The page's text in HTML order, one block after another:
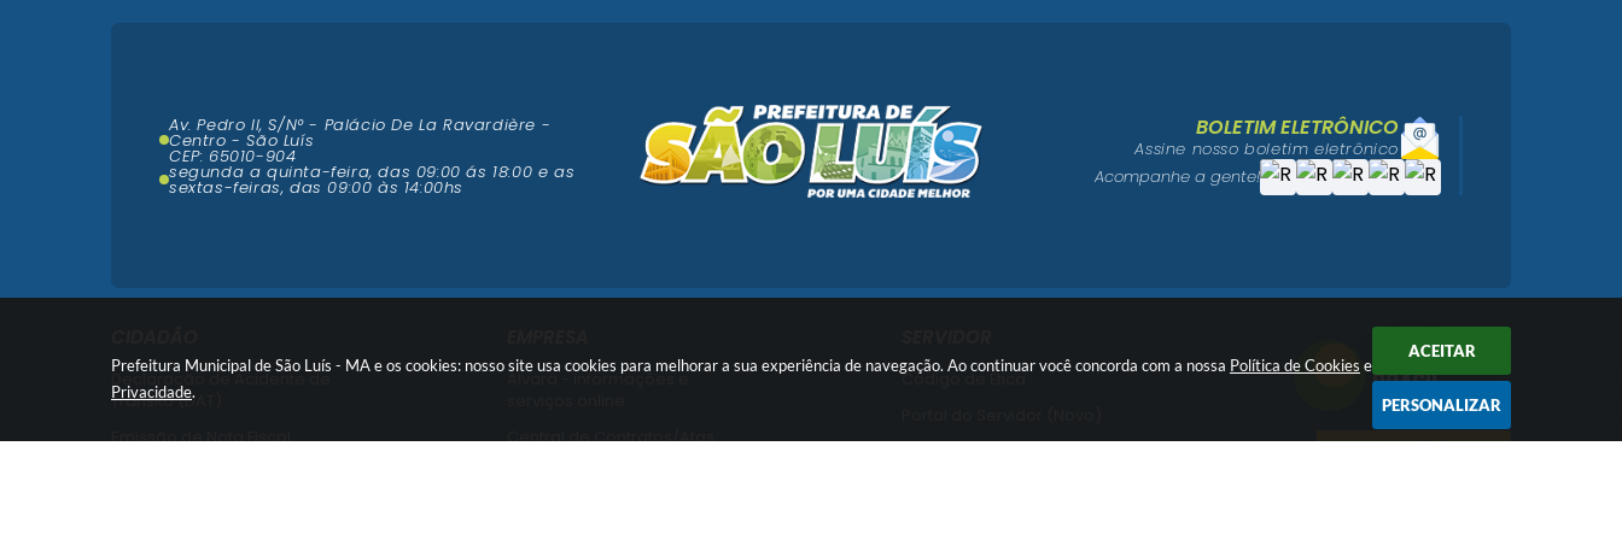
Prefeitura Municipal de São Luís - MA e os cookies: nosso site usa cookies para melhorar a sua experiência de navegação. Ao continuar você concorda com a nossa Política de Cookies e
Privacidade.
ACEITAR
PERSONALIZAR
Declaração de Acidente de
Trânsito (DAT)
Emissão de Nota Fiscal
Alvará - informações e
Central de Contratos/Atas
Código de Ética
Av. Pedro II, S/N° - Palácio De La Ravardière -
Centro - São Luís
CEP: 65010-904
segunda a quinta-feira, das 09:00 ás 18:00 e as
sextas-feiras, das 09:00 às 14:00hs
BOLETIM ELETRÔNICO
Assine nosso boletim eletrônico
Acompanhe a gente!